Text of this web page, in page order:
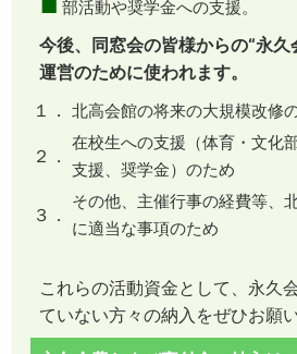
■ 部活動や奨学金への支援。
今後、同窓会の皆様からの“永久
運営のために使われます。
１． 北高会館の将来の大規模改修
２．
在校生への支援（体育・文化
支援、奨学金）のため
３．
その他、主催行事の経費等、
に適当な事項のため
これらの活動資金として、永久
ていない方々の納入をぜひお願